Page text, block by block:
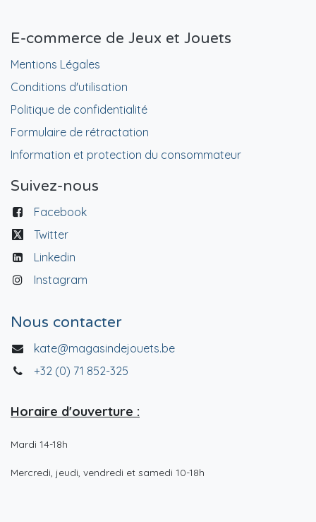
E-commerce de Jeux et Jouets
Mentions Légales
Conditions d'utilisation
Politique de confidentialité
Formulaire de rétractation
Information et protection du consommateur
Suivez-nous
Facebook
Twitter
Linkedin
Instagram
Nous contacter
kate@magasindejouets.be
+32 (0) 71 852-325
Horaire d'ouverture :
Mardi 14-18h
Mercredi, jeudi, vendredi et samedi 10-18h